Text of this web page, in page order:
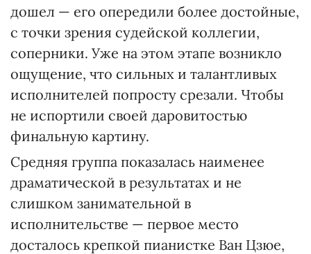
дошел — его опередили более достойные,
с точки зрения судейской коллегии,
соперники. Уже на этом этапе возникло
ощущение, что сильных и талантливых
исполнителей попросту срезали. Чтобы
не испортили своей даровитостью
финальную картину.
Средняя группа показалась наименее
драматической в результатах и не
слишком занимательной в
исполнительстве — первое место
досталось крепкой пианистке Ван Цзюе,